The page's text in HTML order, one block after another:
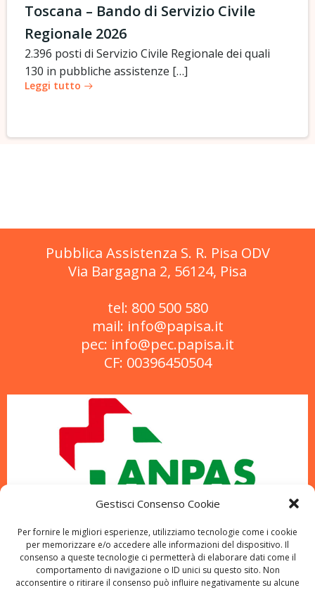
Gestisci Consenso Cookie
Per fornire le migliori esperienze, utilizziamo tecnologie come i cookie
per memorizzare e/o accedere alle informazioni del dispositivo. Il
consenso a queste tecnologie ci permetterà di elaborare dati come il
comportamento di navigazione o ID unici su questo sito. Non
acconsentire o ritirare il consenso può influire negativamente su alcune
Toscana – Bando di Servizio Civile
Regionale 2026
2.396 posti di Servizio Civile Regionale dei quali
130 in pubbliche assistenze […]
Leggi tutto
Pubblica Assistenza S. R. Pisa ODV
Via Bargagna 2, 56124, Pisa
tel: 800 500 580
mail: info@papisa.it
pec: info@pec.papisa.it
CF: 00396450504